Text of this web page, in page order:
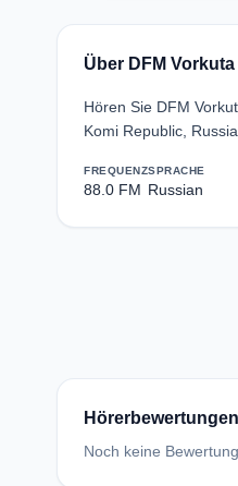
Über DFM Vorkuta
Hören Sie DFM
Komi Republic,
FREQUENZ
88.0 FM
SPRACHE
Russian
Hörerbewertungen
Noch keine